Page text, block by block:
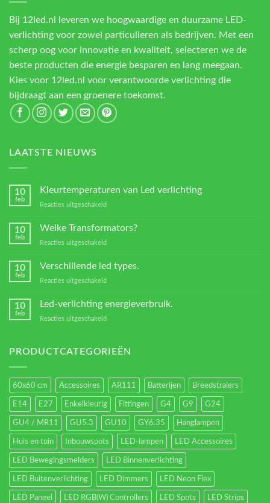
Bij 12led.nl leveren we hoogwaardige en duurzame LED-
verlichting voor zowel particulieren als bedrijven. Met een
scherp oog voor innovatie en kwaliteit, selecteren we de
beste producten die energie besparen en lang meegaan.
Kies voor 12led.nl voor verantwoorde verlichting die
bijdraagt aan een groenere toekomst.
LAATSTE NIEUWS
10
feb
Kleurtemperaturen van Led verlichting
Reacties uitgeschakeld
verlichting
10
feb
Welke Transformators?
Reacties uitgeschakeld
Transformators?
10
feb
Verschillende led types.
Reacties uitgeschakeld
10
feb
Led-verlichting energieverbruik.
Reacties uitgeschakeld
energieverbruik.
PRODUCTCATEGORIEËN
60x60 cm Accessoires AR111 Batterijen Breedstralers
E14 E27 Enkelkleurig Fittingen G4 G9 G24
GU4 / MR11 GU5.3 GU10 GY6.35 Hanglampen
Huis en tuin Inbouwspots LED-lampen LED Accessoires
LED Bewegingsmelders LED Binnenverlichting
LED Buitenverlichting LED Dimmers LED Neon Flex
LED Paneel LED RGB(W) Controllers LED Spots LED Strips